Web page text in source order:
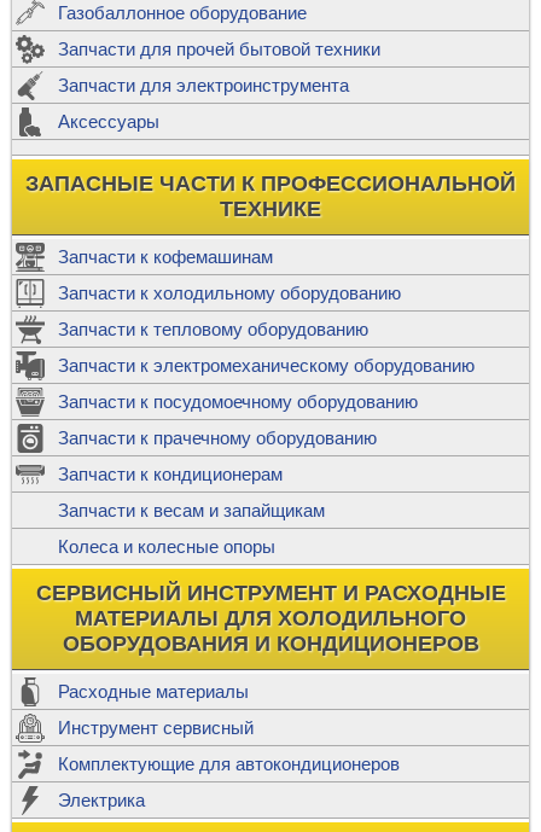
Газобаллонное оборудование
Запчасти для прочей бытовой техники
Запчасти для электроинструмента
Аксессуары
ЗАПАСНЫЕ ЧАСТИ К ПРОФЕССИОНАЛЬНОЙ
ТЕХНИКЕ
Запчасти к кофемашинам
Запчасти к холодильному оборудованию
Запчасти к тепловому оборудованию
Запчасти к электромеханическому оборудованию
Запчасти к посудомоечному оборудованию
Запчасти к прачечному оборудованию
Запчасти к кондиционерам
Запчасти к весам и запайщикам
Колеса и колесные опоры
СЕРВИСНЫЙ ИНСТРУМЕНТ И РАСХОДНЫЕ
МАТЕРИАЛЫ ДЛЯ ХОЛОДИЛЬНОГО
ОБОРУДОВАНИЯ И КОНДИЦИОНЕРОВ
Расходные материалы
Инструмент сервисный
Комплектующие для автокондиционеров
Электрика